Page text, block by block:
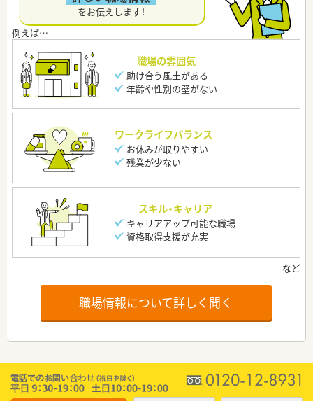
をお伝えします！
職場の雰囲気
助け合う風土がある
年齢や性別の壁がない
ワークライフバランス
お休みが取りやすい
残業が少ない
スキル・キャリア
キャリアアップ可能な職場
資格取得支援が充実
職場情報について詳しく聞く